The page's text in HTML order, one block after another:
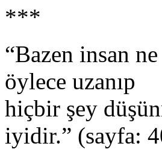
***
“Bazen insan
öylece uzanıp
hiçbir şey
iyidir.” (sayfa: